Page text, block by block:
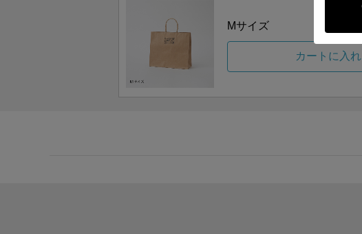
Mサイズ
カートに入